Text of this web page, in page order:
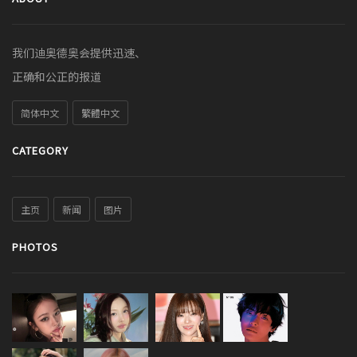
我们迪奥德奥会提供迅速、
正确和公正的报道
简体中文 繁體中文
CATEGORY
主页 新闻 图片
PHOTOS